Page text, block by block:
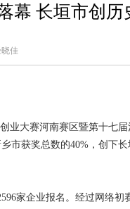
幕 长垣市创历
佳
大赛河南赛区暨第十七届
市获奖总数的40%，创下
家企业报名。经过网络初